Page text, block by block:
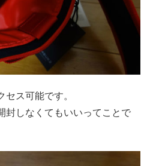
セス可能です。
封しなくてもいいってことで